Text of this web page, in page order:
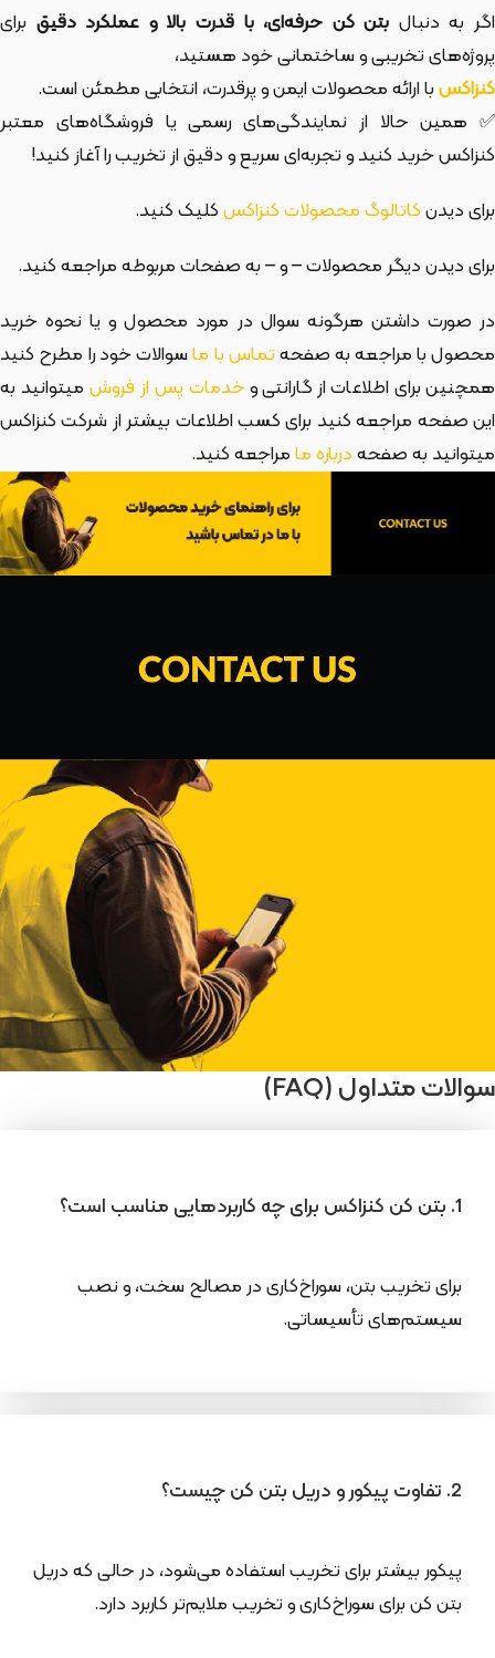
اگر به دنبال بتن کن حرفه‌ای، با قدرت بالا و عملکرد دقیق برای
پروژه‌های تخریبی و ساختمانی خود هستید،
کنزاکسبا ارائه محصولات ایمن و پرقدرت، انتخابی مطمئن است.
✅ همین حالا از نمایندگی‌های رسمی یا فروشگاه‌های معتبر
کنزاکس خرید کنید و تجربه‌ای سریع و دقیق از تخریب را آغاز کنید!
برای دیدنکاتالوگ محصولات کنزاکسکلیک کنید.
برای دیدن دیگر محصولات– و– به صفحات مربوطه مراجعه کنید.
در صورت داشتن هرگونه سوال در مورد محصول و یا نحوه خرید
محصول با مراجعه به صفحهتماس با ماسوالات خود را مطرح کنید
همچنین برای اطلاعات از گارانتی وخدمات پس از فروش میتوانید به
این صفحه مراجعه کنید برای کسب اطلاعات بیشتر از شرکت کنزاکس
میتوانید به صفحهدرباره مامراجعه کنید.
سوالات متداول (FAQ)
1. بتن کن کنزاکس برای چه کاربردهایی مناسب است؟
برای تخریب بتن، سوراخ‌کاری در مصالح سخت، و نصب
سیستم‌های تأسیساتی.
2. تفاوت پیکور و دریل بتن کن چیست؟
پیکور بیشتر برای تخریب استفاده می‌شود، در حالی که دریل
بتن کن برای سوراخ‌کاری و تخریب ملایم‌تر کاربرد دارد.